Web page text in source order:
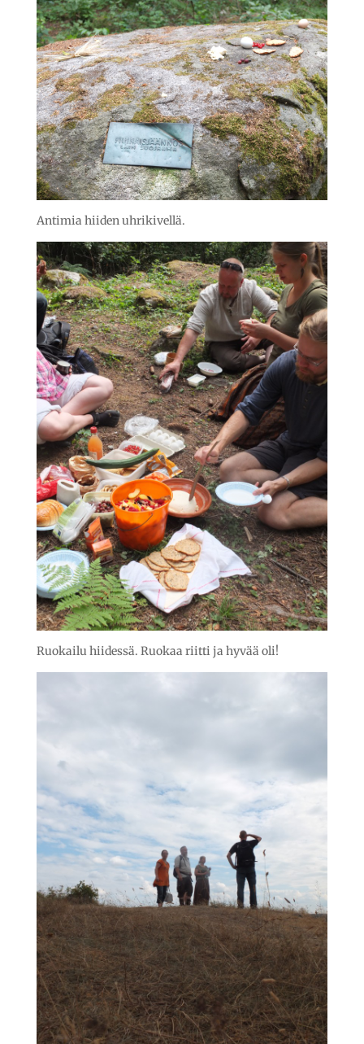
Antimia hiiden uhrikivellä.
Ruokailu hiidessä. Ruokaa riitti ja hyvää oli!